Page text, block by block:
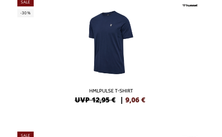
SALE
-30%
HMLPULSE T-SHIRT
UVP 12,95 € | 9,06 €
SALE